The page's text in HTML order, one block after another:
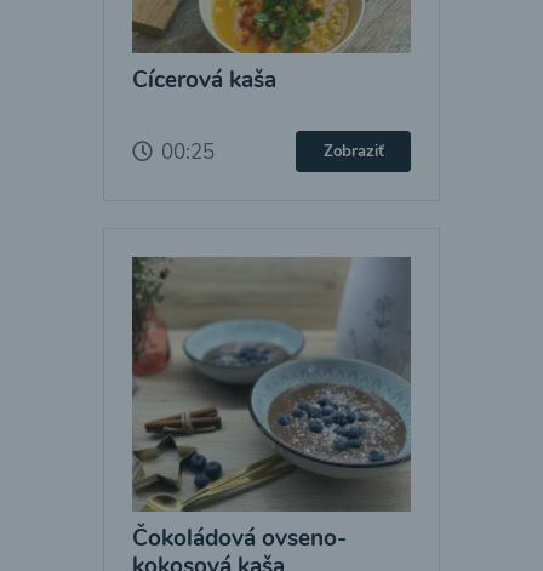
Cícerová kaša
00:25 Zobraziť
Čokoládová ovseno-